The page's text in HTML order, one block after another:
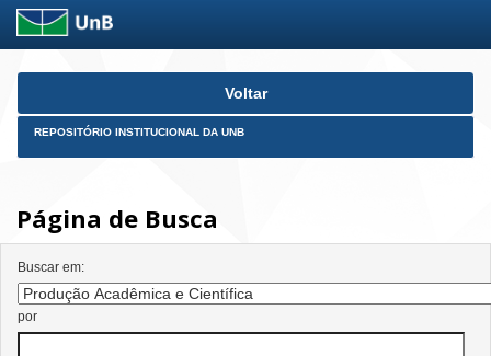
Skip
Voltar
REPOSITÓRIO INSTITUCIONAL DA UNB
Página de Busca
Buscar em:
por